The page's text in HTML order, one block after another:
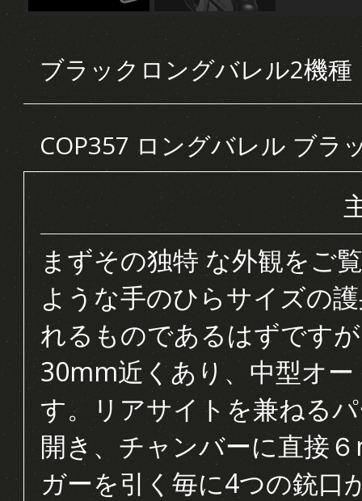
ブラックロングバレル2機種
COP357 ロングバレル ブラ
まずその独特 な外観をご
ような手のひらサイズの
れるものであるはずです
30mm近くあり、中型オ
す。リアサイトを兼ねる
開き、チャンバーに直接
ガーを引く毎に4つの銃口